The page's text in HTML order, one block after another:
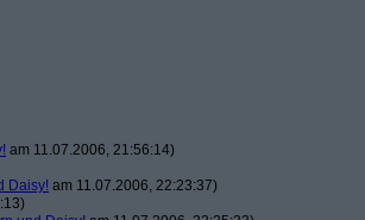
am 11.07.2006, 21:56:14)
Daisy! am 11.07.2006, 22:23:37)